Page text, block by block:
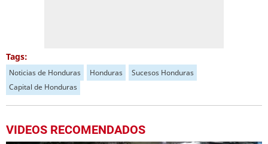
Tags:
Noticias de Honduras Honduras
Sucesos Honduras
Capital de Honduras
VIDEOS RECOMENDADOS